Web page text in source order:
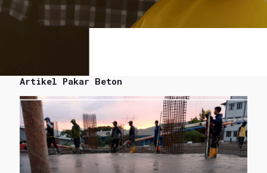
Artikel Pakar Beton